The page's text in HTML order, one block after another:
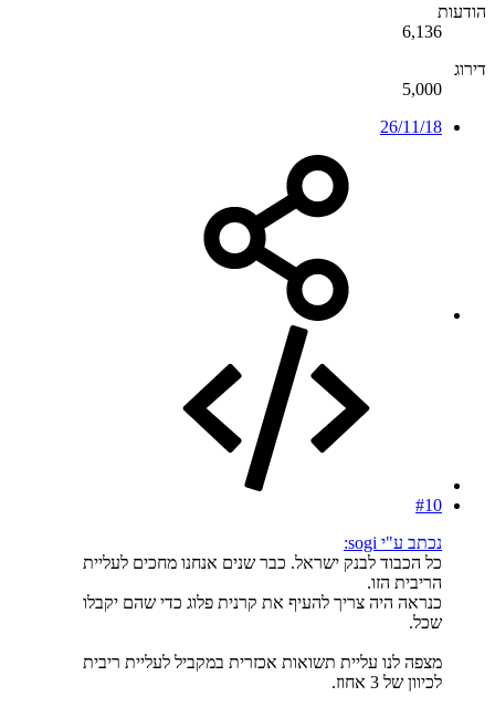
הודעות
6,136
דירוג
5,000
26/11/18
#10
נכתב ע"י sogi:
כל הכבוד לבנק ישראל. כבר שנים אנחנו מחכים לעליית
הריבית הזו.
כנראה היה צריך להעיף את קרנית פלוג כדי שהם יקבלו
שכל.
מצפה לנו עליית תשואות אכזרית במקביל לעליית ריבית
לכיוון של 3 אחוז.